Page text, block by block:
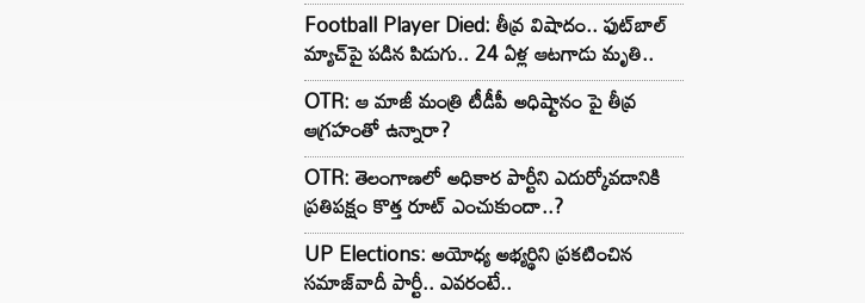
Football Player Died: తీవ్ర విషాదం.. ఫుట్‌బాల్
మ్యాచ్‌పై పడిన పిడుగు.. 24 ఏళ్ల ఆటగాడు మృతి..
OTR: ఆ మాజీ మంత్రి టీడీపీ అధిష్టానం పై తీవ్ర
ఆగ్రహంతో ఉన్నారా?
OTR: తెలంగాణలో అధికార పార్టీని ఎదుర్కోవడానికి
ప్రతిపక్షం కొత్త రూట్‌ ఎంచుకుందా..?
UP Elections: అయోధ్య అభ్యర్థిని ప్రకటించిన
సమాజ్‌వాదీ పార్టీ.. ఎవరంటే..